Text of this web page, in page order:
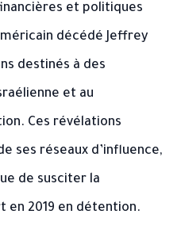
et politiques
décédé Jeffrey
destinés à des
et au
Ces révélations
ses réseaux d’influence,
de susciter la
en 2019 en détention.